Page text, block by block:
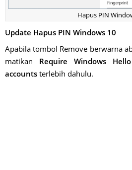
Hapus PIN
Update Hapus PIN Windows 10
Apabila tombol Remove berwarna
matikan Require Windows
accounts terlebih dahulu.